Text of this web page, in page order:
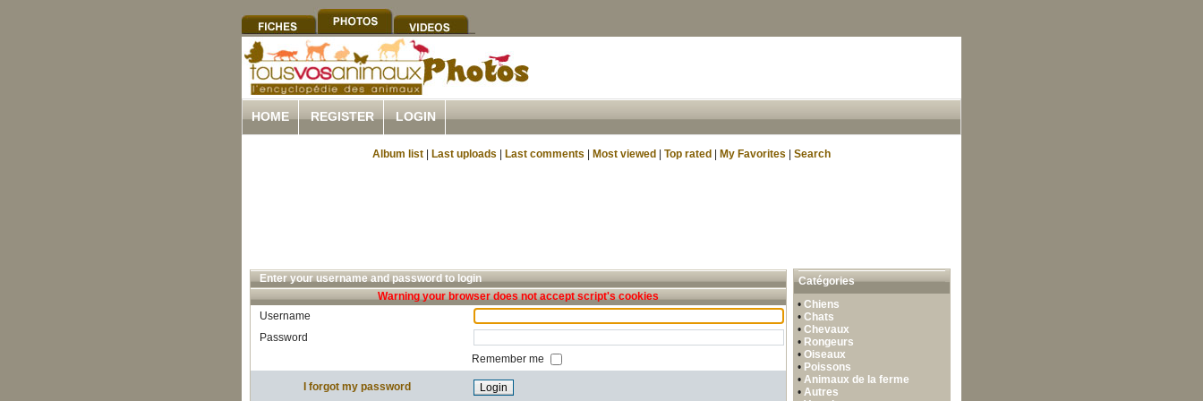
HOME REGISTER LOGIN
Album list Last uploads Last comments Most viewed Top rated My Favorites Search
Enter your username and password to login
Warning your browser does not accept script's cookies
Username
Password
Remember me
I forgot my password
Catégories
•Chiens
•Chats
•Chevaux
• Rongeurs
•Oiseaux
• Poissons
• Animaux de la ferme
• Autres